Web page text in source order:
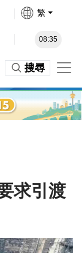
繁
08:35
搜尋
求引渡